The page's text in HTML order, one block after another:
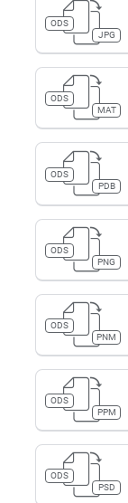
ODS
JPG
ODS
MAT
ODS
PDB
ODS
PNG
ODS
PNM
ODS
PPM
ODS
PSD